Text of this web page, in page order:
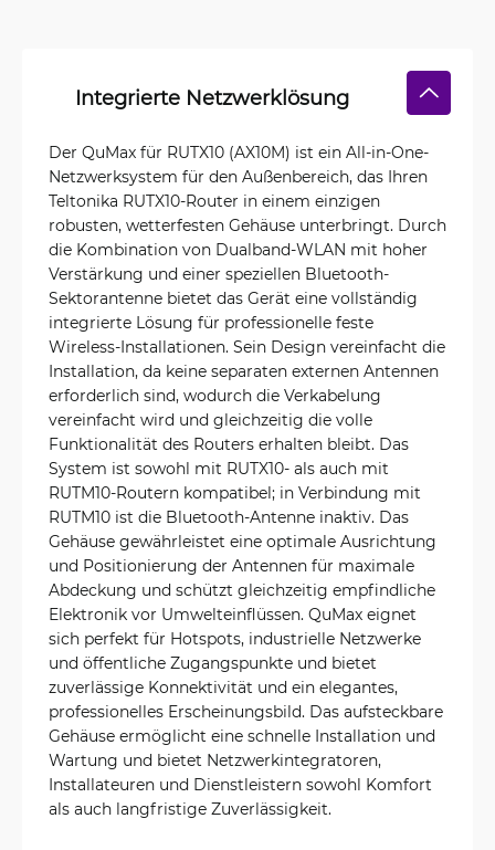
Integrierte Netzwerklösung
Der QuMax für RUTX10 (AX10M) ist ein All-in-One-
Netzwerksystem für den Außenbereich, das Ihren
Teltonika RUTX10-Router in einem einzigen
robusten, wetterfesten Gehäuse unterbringt. Durch
die Kombination von Dualband-WLAN mit hoher
Verstärkung und einer speziellen Bluetooth-
Sektorantenne bietet das Gerät eine vollständig
integrierte Lösung für professionelle feste
Wireless-Installationen. Sein Design vereinfacht die
Installation, da keine separaten externen Antennen
erforderlich sind, wodurch die Verkabelung
vereinfacht wird und gleichzeitig die volle
Funktionalität des Routers erhalten bleibt. Das
System ist sowohl mit RUTX10- als auch mit
RUTM10-Routern kompatibel; in Verbindung mit
RUTM10 ist die Bluetooth-Antenne inaktiv. Das
Gehäuse gewährleistet eine optimale Ausrichtung
und Positionierung der Antennen für maximale
Abdeckung und schützt gleichzeitig empfindliche
Elektronik vor Umwelteinflüssen. QuMax eignet
sich perfekt für Hotspots, industrielle Netzwerke
und öffentliche Zugangspunkte und bietet
zuverlässige Konnektivität und ein elegantes,
professionelles Erscheinungsbild. Das aufsteckbare
Gehäuse ermöglicht eine schnelle Installation und
Wartung und bietet Netzwerkintegratoren,
Installateuren und Dienstleistern sowohl Komfort
als auch langfristige Zuverlässigkeit.